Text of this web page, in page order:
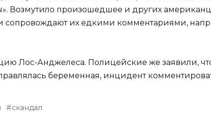
Возмутило произошедшее и других
сопровождают их едкими комментариями,
Лос-Анджелеса. Полицейские же заявили,
беременная, инцидент
скандал